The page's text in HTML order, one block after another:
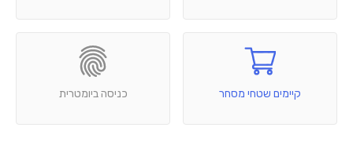
קיימים שטחי מסחר כניסה ביומטרית